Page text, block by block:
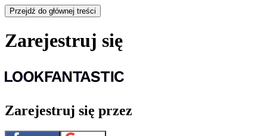
Przejdź do głównej treści
Zarejestruj się
Zarejestruj się przez